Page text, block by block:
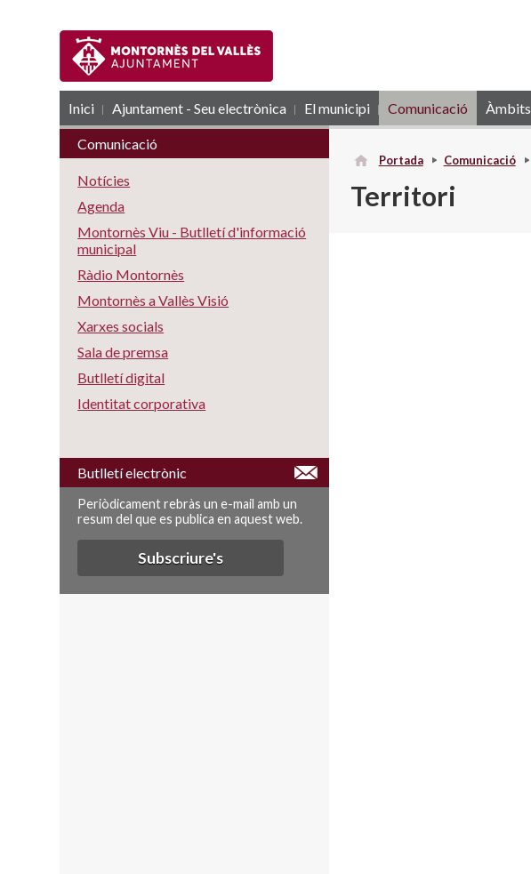
Inici Ajuntament - Seu electrònica El municipi Comunicació Àmbits
RSS
Portada Comunicació
Territori
Comunicació
Notícies
Agenda
Montornès Viu - Butlletí d'informació
municipal
Ràdio Montornès
Montornès a Vallès Visió
Xarxes socials
Sala de premsa
Butlletí digital
Identitat corporativa
Butlletí electrònic
Periòdicament rebràs un e-mail amb un
resum del que es publica en aquest web.
Subscriure's